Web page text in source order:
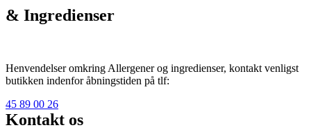
& Ingredienser
Henvendelser omkring Allergener og ingredienser, kontakt venligst
butikken indenfor åbningstiden på tlf:
45 89 00 26
Kontakt os